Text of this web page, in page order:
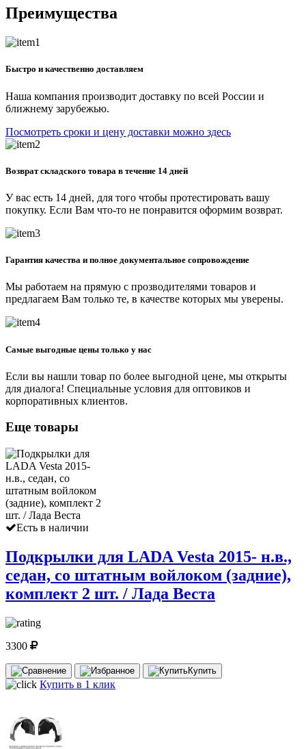
Преимущества
Быстро и качественно доставляем
Наша компания производит доставку по всей России и
ближнему зарубежью.
Посмотреть сроки и цену доставки можно здесь
Возврат складского товара в течение 14 дней
У вас есть 14 дней, для того чтобы протестировать вашу
покупку. Если Вам что-то не понравится оформим возврат.
Гарантия качества и полное документальное сопровождение
Мы работаем на прямую с прозводителями товаров и
предлагаем Вам только те, в качестве которых мы уверены.
Самые выгодные цены только у нас
Если вы нашли товар по более выгодной цене, мы открыты
для диалога! Специальные условия для оптовиков и
корпоративных клиентов.
Еще товары
Есть в наличии
Подкрылки для LADA Vesta 2015- н.в.,
седан, со штатным войлоком (задние),
комплект 2 шт. / Лада Веста
3300
Купить
Купить в 1 клик